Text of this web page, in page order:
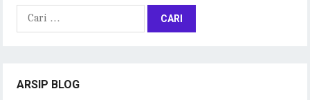
Cari
ARSIP BLOG